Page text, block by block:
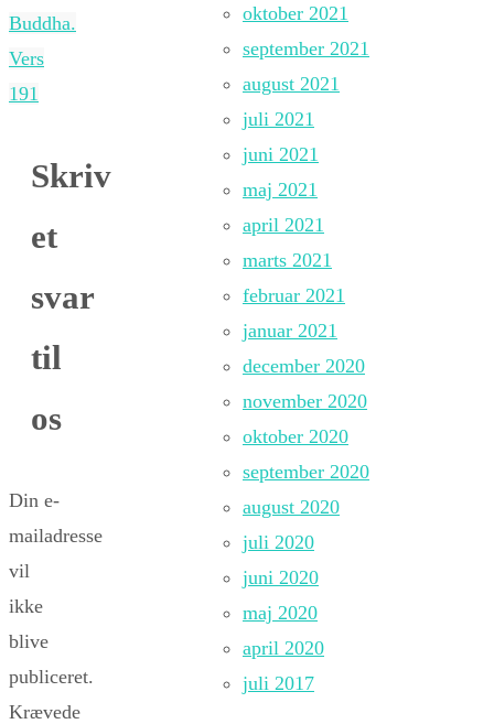
Buddha.
Vers
191
Skriv
et
svar
til
os
Din e-
mailadresse
vil
ikke
blive
publiceret.
Krævede
oktober 2021
september 2021
august 2021
juli 2021
juni 2021
maj 2021
april 2021
marts 2021
februar 2021
januar 2021
december 2020
november 2020
oktober 2020
september 2020
august 2020
juli 2020
juni 2020
maj 2020
april 2020
juli 2017